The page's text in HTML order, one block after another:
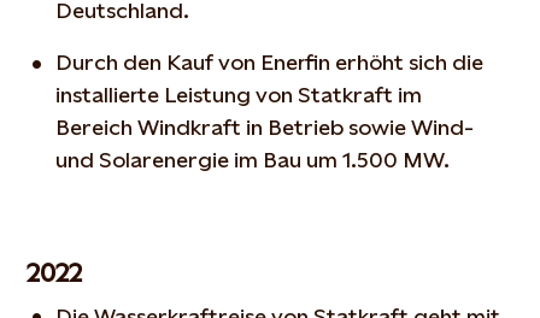
Deutschland.
Durch den Kauf von Enerfin erhöht sich die
installierte Leistung von Statkraft im
Bereich Windkraft in Betrieb sowie Wind-
und Solarenergie im Bau um 1.500 MW.
2022